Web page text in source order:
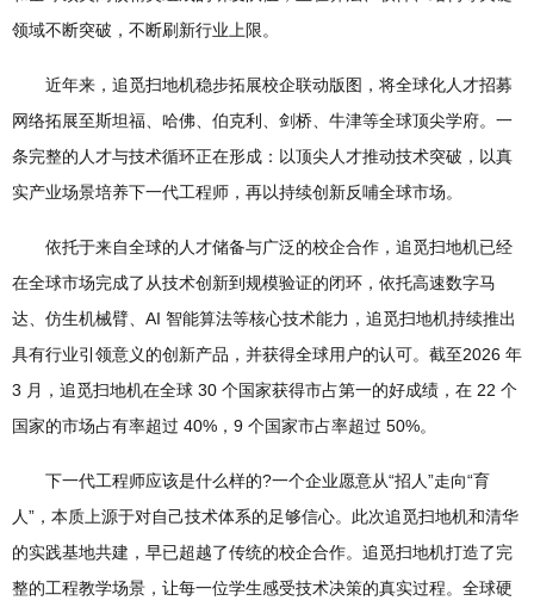
领域不断突破，不断刷新行业上限。
近年来，追觅扫地机稳步拓展校企联动版图，将全球化人才招募
网络拓展至斯坦福、哈佛、伯克利、剑桥、牛津等全球顶尖学府。一
条完整的人才与技术循环正在形成：以顶尖人才推动技术突破，以真
实产业场景培养下一代工程师，再以持续创新反哺全球市场。
依托于来自全球的人才储备与广泛的校企合作，追觅扫地机已经
在全球市场完成了从技术创新到规模验证的闭环，依托高速数字马
达、仿生机械臂、AI 智能算法等核心技术能力，追觅扫地机持续推出
具有行业引领意义的创新产品，并获得全球用户的认可。截至2026 年
3 月，追觅扫地机在全球 30 个国家获得市占第一的好成绩，在 22 个
国家的市场占有率超过 40%，9 个国家市占率超过 50%。
下一代工程师应该是什么样的?一个企业愿意从“招人”走向“育
人”，本质上源于对自己技术体系的足够信心。此次追觅扫地机和清华
的实践基地共建，早已超越了传统的校企合作。追觅扫地机打造了完
整的工程教学场景，让每一位学生感受技术决策的真实过程。全球硬